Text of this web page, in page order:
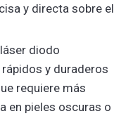
y directa sobre el
diodo
y duraderos
requiere más
en pieles oscuras o